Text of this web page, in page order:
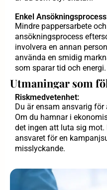
Enkel
Mindre pappersarbete
ansökningsprocess
involvera en annan
använda en smidig
som sparar tid och energi.
Utmaningar som
Riskmedvetenhet:
Du är ensam ansvarig
Om du hamnar i
det ingen att luta sig mot.
ansvaret för en
misslyckande.